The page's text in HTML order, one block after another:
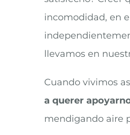
incomodidad, en
llevamos en
Cuando vivimos
a querer
mendigando aire